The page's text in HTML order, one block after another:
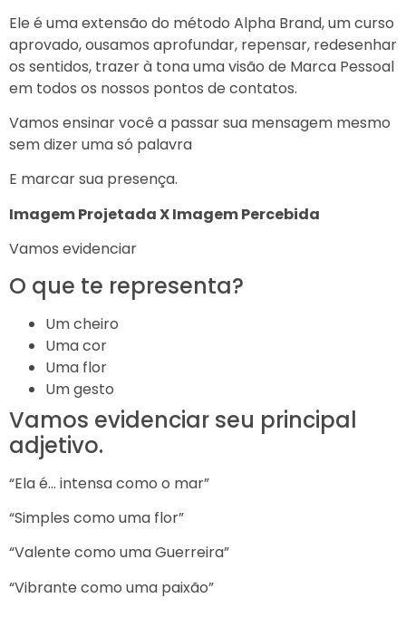
Ele é uma extensão do método Alpha Brand, um curso
aprovado, ousamos aprofundar, repensar, redesenhar
os sentidos, trazer à tona uma visão de Marca Pessoal
em todos os nossos pontos de contatos.
Vamos ensinar você a passar sua mensagem mesmo
sem dizer uma só palavra
E marcar sua presença.
Imagem Projetada X Imagem Percebida
Vamos evidenciar
O que te representa?
Um cheiro
Uma cor
Uma flor
Um gesto
Vamos evidenciar seu principal
adjetivo.
“Ela é… intensa como o mar”
“Simples como uma flor”
“Valente como uma Guerreira”
“Vibrante como uma paixão”